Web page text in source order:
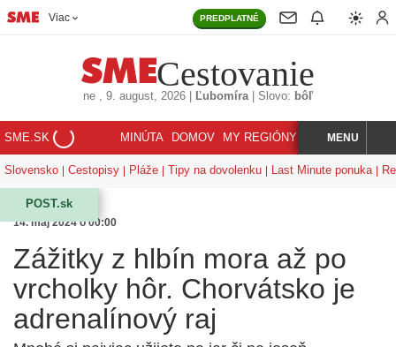
Viac PREDPLATNÉ
Cestovanie
ne , 9. august, 2026 Ľubomíra| Slovo: bôľ
SME.SK MINÚTA DOMOV MY REGIÓNY KORZÁR
HĽADAJMENU
Slovensko Cestopisy Pláže Tipy na dovolenku Last Minute ponuka
POST.sk
14. máj 2024 o 00:00
Zážitky z hlbín mora až po
vrcholky hôr. Chorvátsko je
adrenalínový raj